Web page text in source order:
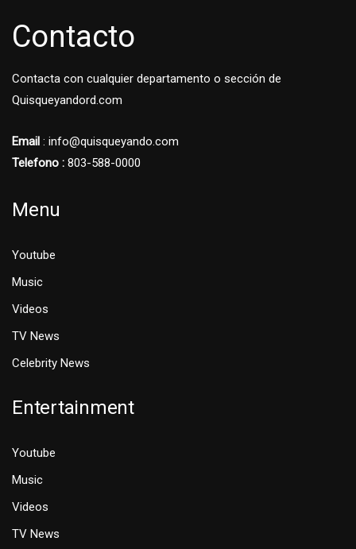
Contacto
Contacta con cualquier departamento o sección de
Quisqueyandord.com
Email : info@quisqueyando.com
Telefono : 803-588-0000
Menu
Youtube
Music
Videos
TV News
Celebrity News
Entertainment
Youtube
Music
Videos
TV News